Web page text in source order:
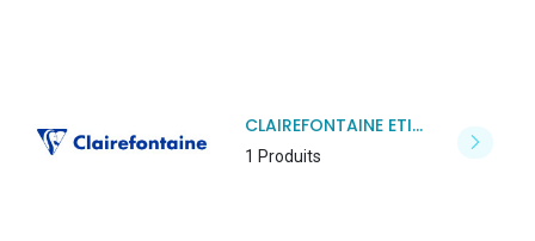
CLAIREFONTAINE ETIVAL
1 Produits